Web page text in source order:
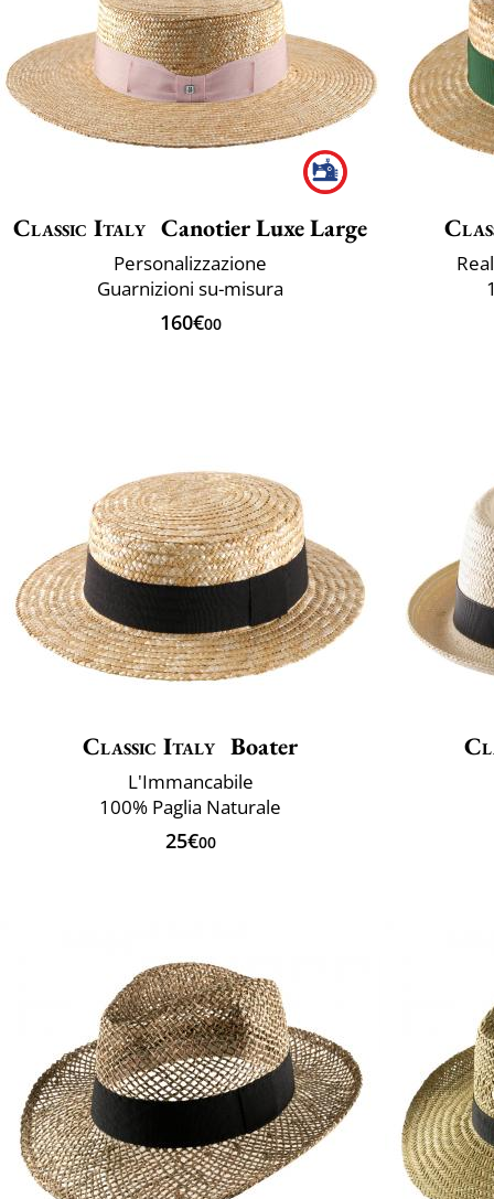
Classic Italy Canotier Luxe Large
Personalizzazione
Guarnizioni su-misura
160€00
Classic Italy Boater
L'Immancabile
100% Paglia Naturale
25€00